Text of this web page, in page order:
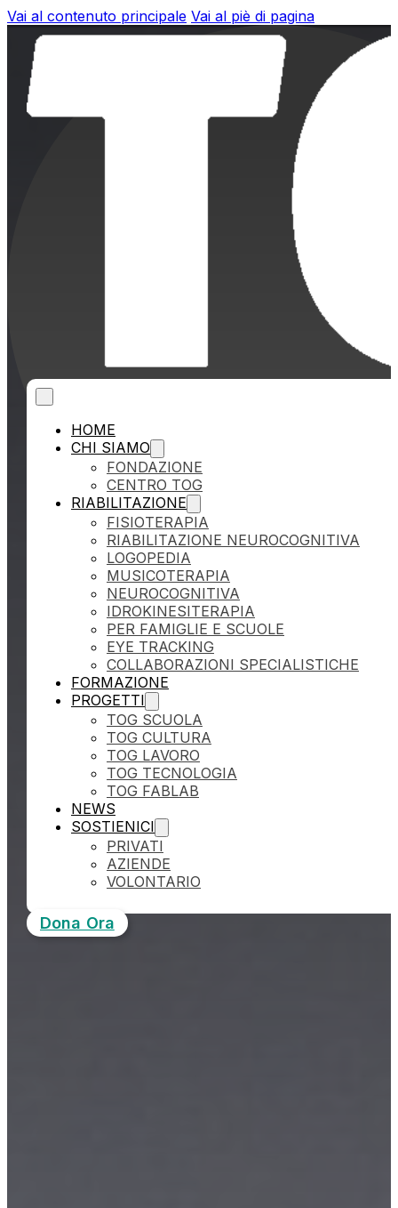
Vai al contenuto principale Vai al piè di pagina
HOME
CHI SIAMO
FONDAZIONE
CENTRO TOG
RIABILITAZIONE
FISIOTERAPIA
RIABILITAZIONE NEUROCOGNITIVA
LOGOPEDIA
MUSICOTERAPIA
NEUROCOGNITIVA
IDROKINESITERAPIA
PER FAMIGLIE E SCUOLE
EYE TRACKING
COLLABORAZIONI SPECIALISTICHE
FORMAZIONE
PROGETTI
TOG SCUOLA
TOG CULTURA
TOG LAVORO
TOG TECNOLOGIA
TOG FABLAB
NEWS
SOSTIENICI
PRIVATI
AZIENDE
VOLONTARIO
Dona Ora